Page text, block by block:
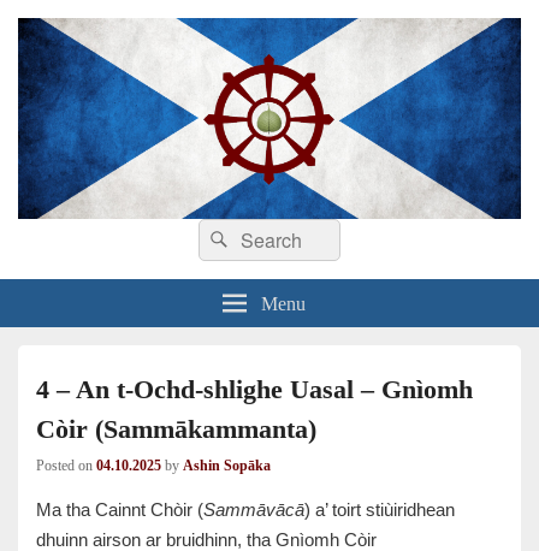
Search
for:
Search
Menu
4 – An t-Ochd-shlighe Uasal – Gnìomh
Còir (Sammākammanta)
Posted on 04.10.2025 by Ashin Sopāka
Ma tha Cainnt Chòir (Sammāvācā) a’ toirt stiùiridhean
dhuinn airson ar bruidhinn, tha Gnìomh Còir